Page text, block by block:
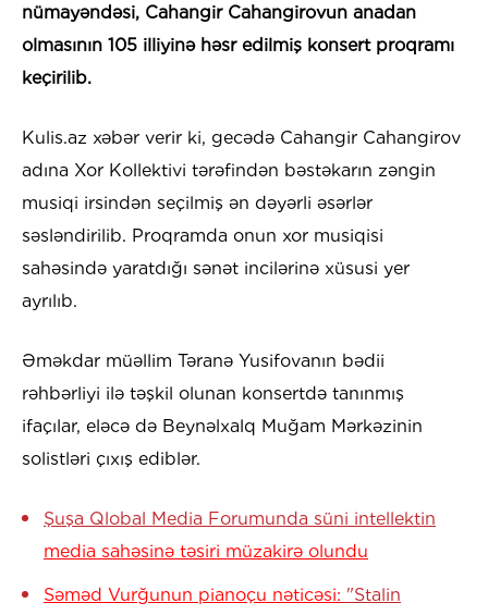
nümayəndəsi, Cahangir Cahangirovun anadan
olmasının 105 illiyinə həsr edilmiş konsert proqramı
keçirilib.
Kulis.az xəbər verir ki, gecədə Cahangir Cahangirov
adına Xor Kollektivi tərəfindən bəstəkarın zəngin
musiqi irsindən seçilmiş ən dəyərli əsərlər
səsləndirilib. Proqramda onun xor musiqisi
sahəsində yaratdığı sənət incilərinə xüsusi yer
ayrılıb.
Əməkdar müəllim Təranə Yusifovanın bədii
rəhbərliyi ilə təşkil olunan konsertdə tanınmış
ifaçılar, eləcə də Beynəlxalq Muğam Mərkəzinin
solistləri çıxış ediblər.
Şuşa Qlobal Media Forumunda süni intellektin
media sahəsinə təsiri müzakirə olundu
Səməd Vurğunun pianoçu nəticəsi: "Stalin